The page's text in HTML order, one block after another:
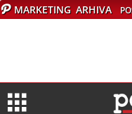
MARKETING ARHIVA